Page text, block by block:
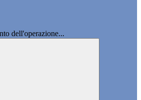
dell'operazione...